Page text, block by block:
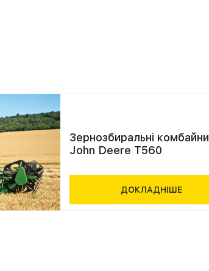
Зернозбиральні комбайни
John Deere T560
ДОКЛАДНІШЕ